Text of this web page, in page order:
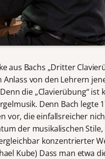
aus Bachs „Dritter
von den Lehrern
die „Clavierübung“ ist
Denn Bach legte
vor, die einfallsreicher
der musikalischen
konzentrierter
Kube) Dass man etwa